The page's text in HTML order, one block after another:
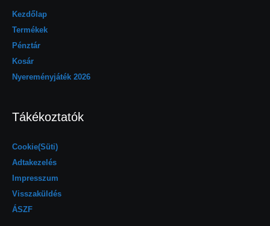
Kezdőlap
Termékek
Pénztár
Kosár
Nyereményjáték 2026
Tákékoztatók
Cookie(Süti)
Adtakezelés
Impresszum
Visszaküldés
ÁSZF